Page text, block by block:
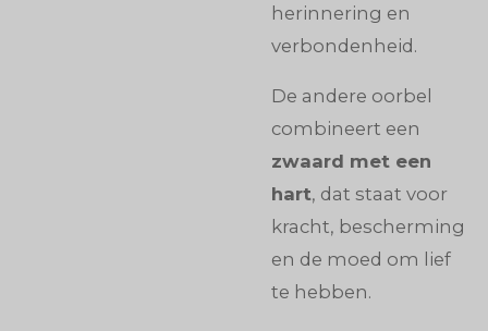
herinnering en
verbondenheid.
De andere oorbel
combineert een
zwaard met een
hart, dat staat voor
kracht, bescherming
en de moed om lief
te hebben.